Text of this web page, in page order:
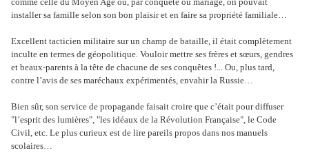
installer sa famille selon son bon plaisir et en faire sa propriété familiale…
Excellent tacticien militaire sur un champ de bataille, il était complètement
inculte en termes de géopolitique. Vouloir mettre ses frères et sœurs, gendres
et beaux-parents à la tête de chacune de ses conquêtes !... Ou, plus tard,
contre l’avis de ses maréchaux expérimentés, envahir la Russie…
Bien sûr, son service de propagande faisait croire que c’était pour diffuser
"l’esprit des lumières", "les idéaux de la Révolution Française", le Code
Civil, etc. Le plus curieux est de lire pareils propos dans nos manuels
scolaires…